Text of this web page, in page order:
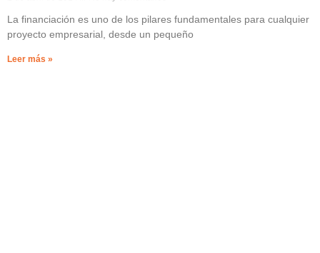
La financiación es uno de los pilares fundamentales para cualquier
proyecto empresarial, desde un pequeño
Leer más »